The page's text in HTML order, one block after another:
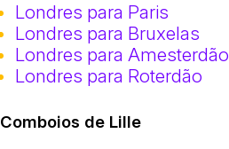
Londres para Paris
Londres para Bruxelas
Londres para Amesterdão
Londres para Roterdão
Comboios de Lille